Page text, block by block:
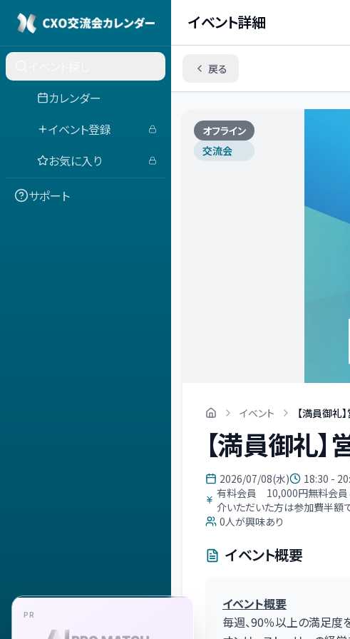
カレンダー
イベント登録
お気に入り
サポート
イベント詳細
戻る
オフライン
交流会
イベント 【満員御礼
【満員御礼
2026/07/08(水) 18:30 -
有料会員 10,000円無料会員
介いただいた方は参加費半額
0人が興味あり
イベント概要
イベント概要
毎週、90％以上の満足度
PR